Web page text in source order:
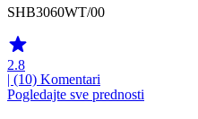
SHB3060WT/00
2.8
| (10) Komentari
Pogledajte sve prednosti